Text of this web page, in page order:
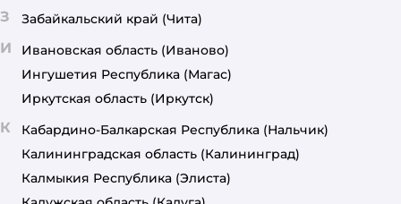
З Забайкальский край (Чита)
И Ивановская область (Иваново)
Ингушетия Республика (Магас)
Иркутская область (Иркутск)
К Кабардино-Балкарская Республика (Нальчик)
Калининградская область (Калининград)
Калмыкия Республика (Элиста)